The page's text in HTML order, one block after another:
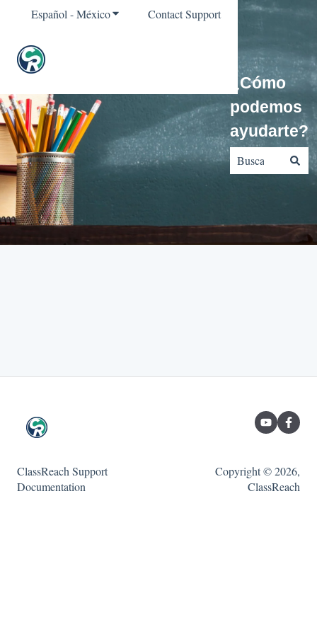
Español - MéxicoTraducciones de Mostrar submenú para
Contact Support
¿Cómo
podemos
ayudarte?
ClassReach Support
Documentation
Copyright © 2026,
ClassReach